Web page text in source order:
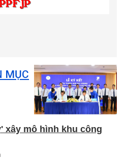
MỤC
xây mô hình khu công